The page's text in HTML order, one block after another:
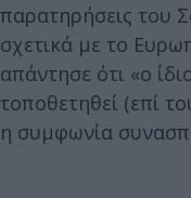
παρατηρήσεις του
σχετικά με το
απάντησε ότι «ο
τοποθετηθεί (επί
η συμφωνία